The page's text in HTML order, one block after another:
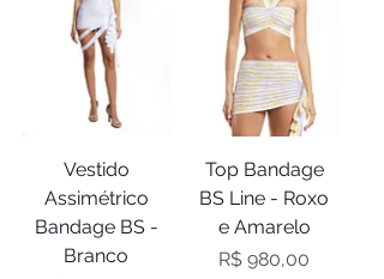
Vestido
Assimétrico
Bandage BS -
Branco
Top Bandage
BS Line - Roxo
e Amarelo
Preço
R$ 980,00